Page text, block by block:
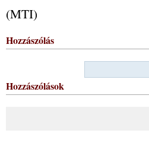
(MTI)
Hozzászólás
Hozzászólások